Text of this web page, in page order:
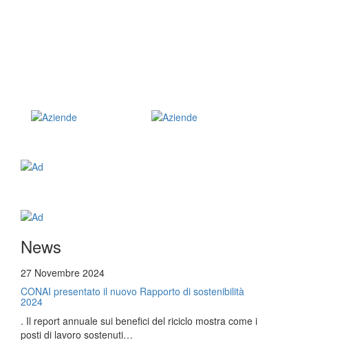
News
27 Novembre 2024
CONAI presentato il nuovo Rapporto di sostenibilità
2024
. Il report annuale sui benefici del riciclo mostra come i
posti di lavoro sostenuti…